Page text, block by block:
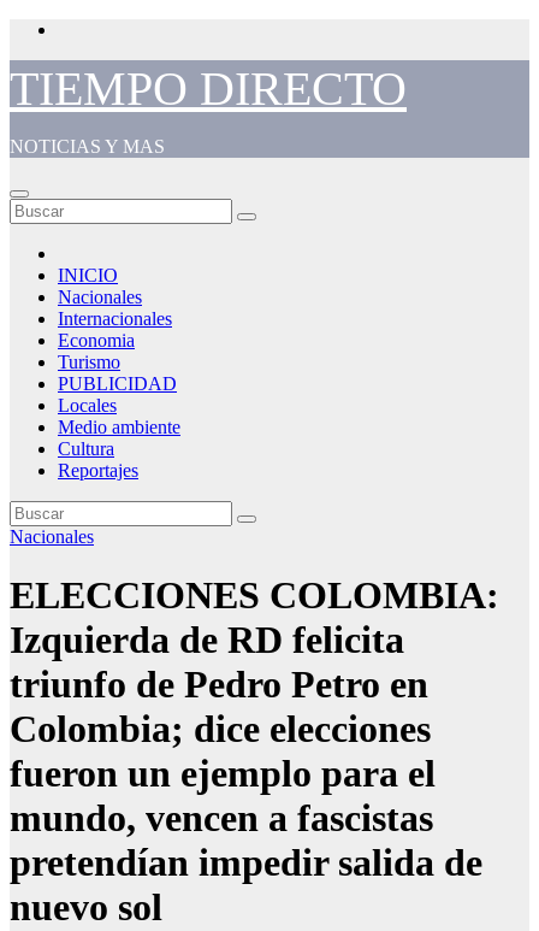
Saltar
contenido
TIEMPO DIRECTO
NOTICIAS Y MAS
INICIO
Nacionales
Internacionales
Economia
Turismo
PUBLICIDAD
Locales
Medio ambiente
Cultura
Reportajes
Nacionales
ELECCIONES COLOMBIA:
Izquierda de RD felicita
triunfo de Pedro Petro en
Colombia; dice elecciones
fueron un ejemplo para el
mundo, vencen a fascistas
pretendían impedir salida de
nuevo sol